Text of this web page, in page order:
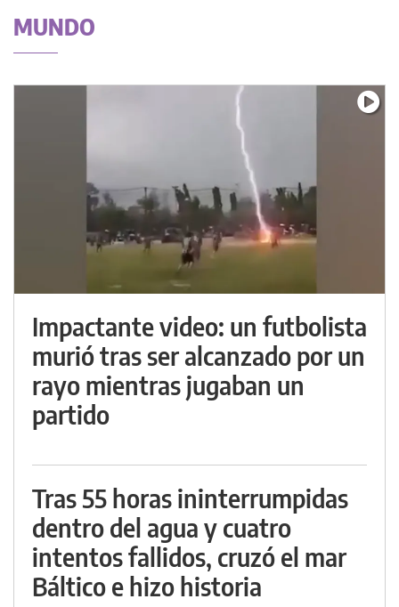
MUNDO
Impactante video: un futbolista
murió tras ser alcanzado por un
rayo mientras jugaban un
partido
Tras 55 horas ininterrumpidas
dentro del agua y cuatro
intentos fallidos, cruzó el mar
Báltico e hizo historia